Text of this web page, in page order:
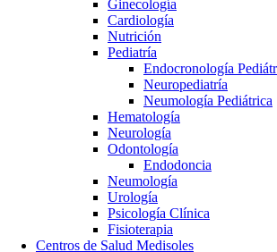
Ginecología
Cardiología
Nutrición
Pediatría
Endocronología
Neuropediatría
Neumología Pediátrica
Hematología
Neurología
Odontología
Endodoncia
Neumología
Urología
Psicología Clínica
Fisioterapia
Centros de Salud Medisoles